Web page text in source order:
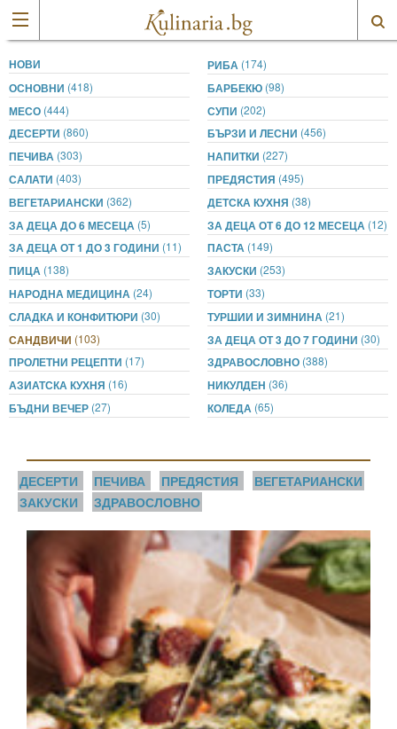
НОВИ РИБА (174)
ОСНОВНИ (418) БАРБЕКЮ (98)
МЕСО (444) СУПИ (202)
ДЕСЕРТИ (860) БЪРЗИ И ЛЕСНИ (456)
ПЕЧИВА (303) НАПИТКИ (227)
САЛАТИ (403) ПРЕДЯСТИЯ (495)
ВЕГЕТАРИАНСКИ (362) ДЕТСКА КУХНЯ (38)
ЗА ДЕЦА ДО 6 МЕСЕЦА (5) ЗА ДЕЦА ОТ 6 ДО 12 МЕСЕЦА (12)
ЗА ДЕЦА ОТ 1 ДО 3 ГОДИНИ (11) ПАСТА (149)
ПИЦА (138) ЗАКУСКИ (253)
НАРОДНА МЕДИЦИНА (24) ТОРТИ (33)
СЛАДКА И КОНФИТЮРИ (30) ТУРШИИ И ЗИМНИНА (21)
САНДВИЧИ (103) ЗА ДЕЦА ОТ 3 ДО 7 ГОДИНИ (30)
ПРОЛЕТНИ РЕЦЕПТИ (17) ЗДРАВОСЛОВНО (388)
АЗИАТСКА КУХНЯ (16) НИКУЛДЕН (36)
БЪДНИ ВЕЧЕР (27) КОЛЕДА (65)
ДЕСЕРТИ ПЕЧИВА ПРЕДЯСТИЯ
ВЕГЕТАРИАНСКИ
ЗАКУСКИ
ЗДРАВОСЛОВНО